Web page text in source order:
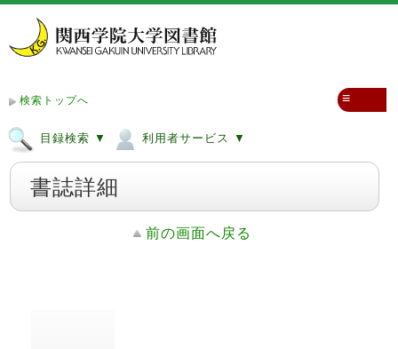
検索トップへ
目録検索 ▼ 利用者サービス ▼
≡
書誌詳細
前の画面へ戻る